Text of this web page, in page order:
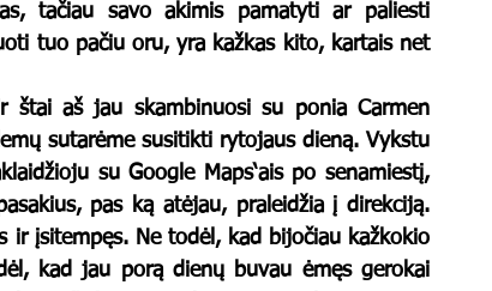
tačiau savo akimis pamatyti ar paliesti
tuo pačiu oru, yra kažkas kito, kartais net
sutarėme susitikti rytojaus dieną. Vykstu
su Google Maps‘ais po senamiestį,
pas ką atėjau, praleidžia į direkciją.
ir įsitempęs. Ne todėl, kad bijočiau kažkokio
kad jau porą dienų buvau ėmęs gerokai